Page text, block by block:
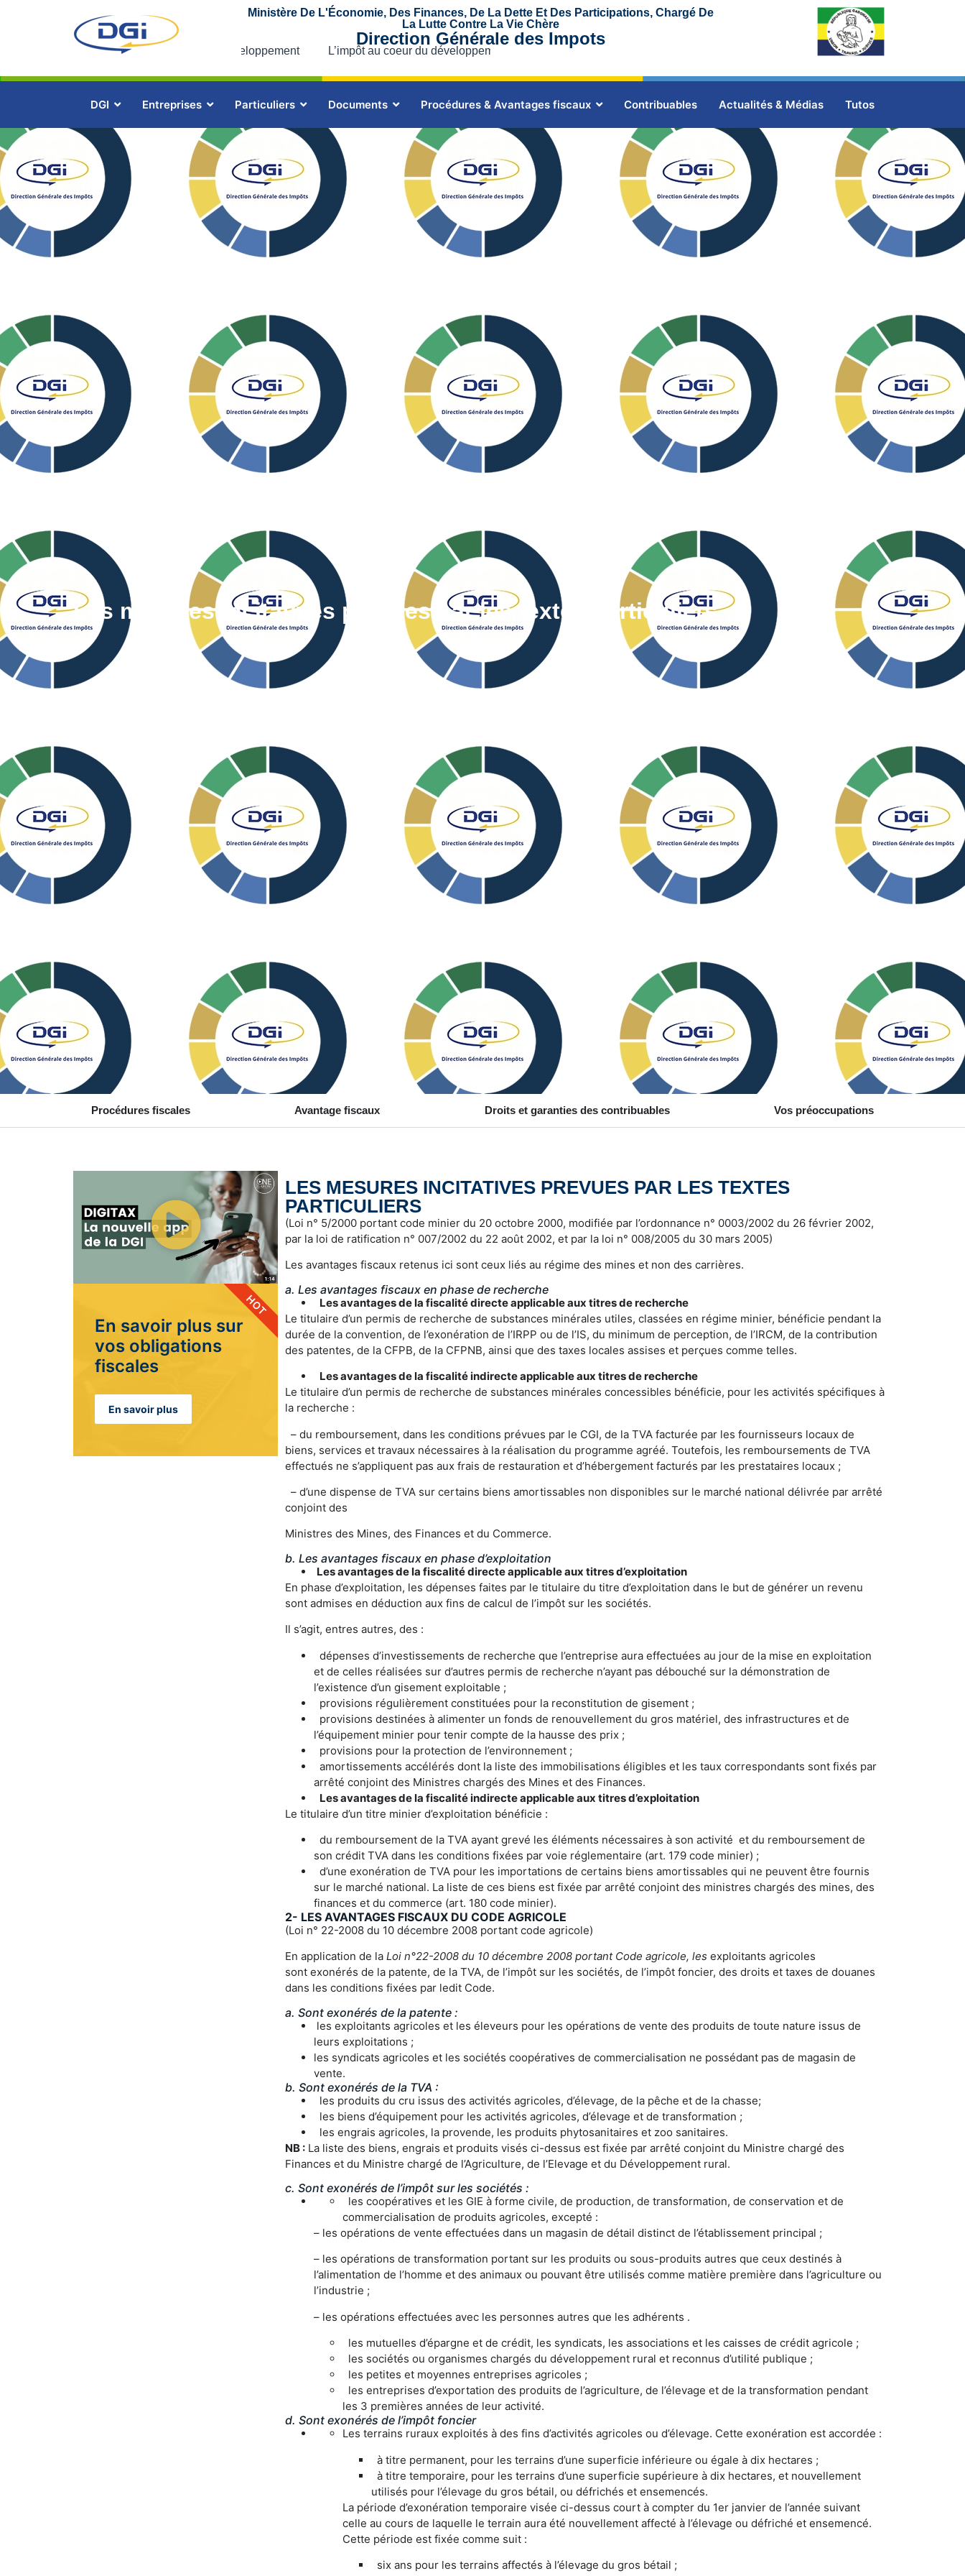
Ministère De L'Économie, Des Finances, De La Dette Et Des Participations, Chargé De
La Lutte Contre La Vie Chère
Direction Générale des Impots
L’impôt au coeur du développement L’impôt au coeur du développement L’impôt au coeur du développement
DGI Entreprises Particuliers Documents Procédures & Avantages fiscaux Contribuables Actualités & Médias Tutos
Les mesures incitatives prévues par les textes particuliers
Procédures fiscales Avantage fiscaux Droits et garanties des contribuables Vos préoccupations
En savoir plus sur
vos obligations
fiscales​
En savoir plus
HOT
LES MESURES INCITATIVES PREVUES PAR LES TEXTES
PARTICULIERS
(Loi n° 5/2000 portant code minier du 20 octobre 2000, modifiée par l’ordonnance n° 0003/2002 du 26 février 2002,
par la loi de ratification n° 007/2002 du 22 août 2002, et par la loi n° 008/2005 du 30 mars 2005)
Les avantages fiscaux retenus ici sont ceux liés au régime des mines et non des carrières.
a. Les avantages fiscaux en phase de recherche
Les avantages de la fiscalité directe applicable aux titres de recherche
Le titulaire d’un permis de recherche de substances minérales utiles, classées en régime minier, bénéficie pendant la
durée de la convention, de l’exonération de l’IRPP ou de l’IS, du minimum de perception, de l’IRCM, de la contribution
des patentes, de la CFPB, de la CFPNB, ainsi que des taxes locales assises et perçues comme telles.
Les avantages de la fiscalité indirecte applicable aux titres de recherche
Le titulaire d’un permis de recherche de substances minérales concessibles bénéficie, pour les activités spécifiques à
la recherche :
– du remboursement, dans les conditions prévues par le CGI, de la TVA facturée par les fournisseurs locaux de
biens, services et travaux nécessaires à la réalisation du programme agréé. Toutefois, les remboursements de TVA
effectués ne s’appliquent pas aux frais de restauration et d’hébergement facturés par les prestataires locaux ;
– d’une dispense de TVA sur certains biens amortissables non disponibles sur le marché national délivrée par arrêté
conjoint des
Ministres des Mines, des Finances et du Commerce.
b. Les avantages fiscaux en phase d’exploitation
Les avantages de la fiscalité directe applicable aux titres d’exploitation
En phase d’exploitation, les dépenses faites par le titulaire du titre d’exploitation dans le but de générer un revenu
sont admises en déduction aux fins de calcul de l’impôt sur les sociétés.
Il s’agit, entres autres, des :
dépenses d’investissements de recherche que l’entreprise aura effectuées au jour de la mise en exploitation
et de celles réalisées sur d’autres permis de recherche n’ayant pas débouché sur la démonstration de
l’existence d’un gisement exploitable ;
provisions régulièrement constituées pour la reconstitution de gisement ;
provisions destinées à alimenter un fonds de renouvellement du gros matériel, des infrastructures et de
l’équipement minier pour tenir compte de la hausse des prix ;
provisions pour la protection de l’environnement ;
amortissements accélérés dont la liste des immobilisations éligibles et les taux correspondants sont fixés par
arrêté conjoint des Ministres chargés des Mines et des Finances.
Les avantages de la fiscalité indirecte applicable aux titres d’exploitation
Le titulaire d’un titre minier d’exploitation bénéficie :
du remboursement de la TVA ayant grevé les éléments nécessaires à son activité et du remboursement de
son crédit TVA dans les conditions fixées par voie réglementaire (art. 179 code minier) ;
d’une exonération de TVA pour les importations de certains biens amortissables qui ne peuvent être fournis
sur le marché national. La liste de ces biens est fixée par arrêté conjoint des ministres chargés des mines, des
finances et du commerce (art. 180 code minier).
2- LES AVANTAGES FISCAUX DU CODE AGRICOLE
(Loi n° 22-2008 du 10 décembre 2008 portant code agricole)
En application de la Loi n°22-2008 du 10 décembre 2008 portant Code agricole, les exploitants agricoles
sont exonérés de la patente, de la TVA, de l’impôt sur les sociétés, de l’impôt foncier, des droits et taxes de douanes
dans les conditions fixées par ledit Code.
a. Sont exonérés de la patente :
les exploitants agricoles et les éleveurs pour les opérations de vente des produits de toute nature issus de
leurs exploitations ;
les syndicats agricoles et les sociétés coopératives de commercialisation ne possédant pas de magasin de
vente.
b. Sont exonérés de la TVA :
les produits du cru issus des activités agricoles, d’élevage, de la pêche et de la chasse;
les biens d’équipement pour les activités agricoles, d’élevage et de transformation ;
les engrais agricoles, la provende, les produits phytosanitaires et zoo sanitaires.
NB : La liste des biens, engrais et produits visés ci-dessus est fixée par arrêté conjoint du Ministre chargé des
Finances et du Ministre chargé de l’Agriculture, de l’Elevage et du Développement rural.
c. Sont exonérés de l’impôt sur les sociétés :
les coopératives et les GIE à forme civile, de production, de transformation, de conservation et de
commercialisation de produits agricoles, excepté :
– les opérations de vente effectuées dans un magasin de détail distinct de l’établissement principal ;
– les opérations de transformation portant sur les produits ou sous-produits autres que ceux destinés à
l’alimentation de l’homme et des animaux ou pouvant être utilisés comme matière première dans l’agriculture ou
l’industrie ;
– les opérations effectuées avec les personnes autres que les adhérents .
les mutuelles d’épargne et de crédit, les syndicats, les associations et les caisses de crédit agricole ;
les sociétés ou organismes chargés du développement rural et reconnus d’utilité publique ;
les petites et moyennes entreprises agricoles ;
les entreprises d’exportation des produits de l’agriculture, de l’élevage et de la transformation pendant
les 3 premières années de leur activité.
d. Sont exonérés de l’impôt foncier
Les terrains ruraux exploités à des fins d’activités agricoles ou d’élevage. Cette exonération est accordée :
à titre permanent, pour les terrains d’une superficie inférieure ou égale à dix hectares ;
à titre temporaire, pour les terrains d’une superficie supérieure à dix hectares, et nouvellement
utilisés pour l’élevage du gros bétail, ou défrichés et ensemencés.
La période d’exonération temporaire visée ci-dessus court à compter du 1er janvier de l’année suivant
celle au cours de laquelle le terrain aura été nouvellement affecté à l’élevage ou défriché et ensemencé.
Cette période est fixée comme suit :
six ans pour les terrains affectés à l’élevage du gros bétail ;